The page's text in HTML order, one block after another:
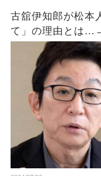
古舘伊知郎が松本
て」の理由とは